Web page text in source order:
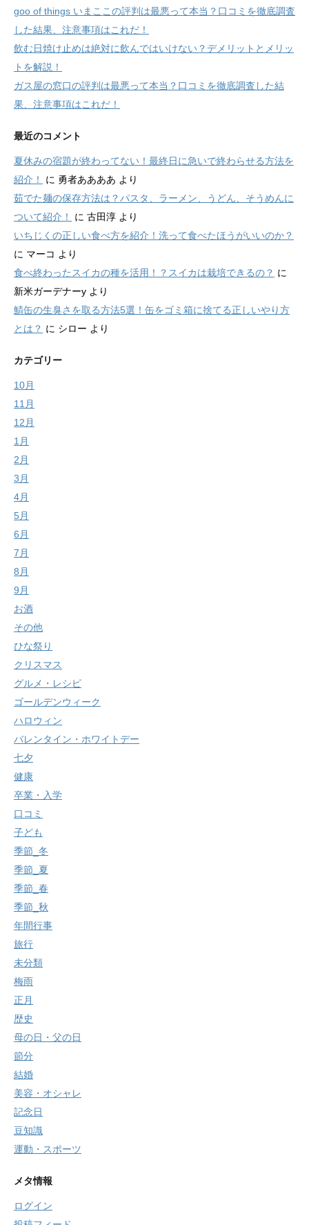
goo of things いまここの評判は最悪って本当？口コミを徹底調査
した結果、注意事項はこれだ！
飲む日焼け止めは絶対に飲んではいけない？デメリットとメリッ
トを解説！
ガス屋の窓口の評判は最悪って本当？口コミを徹底調査した結
果、注意事項はこれだ！
最近のコメント
夏休みの宿題が終わってない！最終日に急いで終わらせる方法を
紹介！
に 勇者ああああ より
茹でた麺の保存方法は？パスタ、ラーメン、うどん、そうめんに
ついて紹介！
に 古田淳 より
いちじくの正しい食べ方を紹介！洗って食べたほうがいいのか？
に マーコ より
食べ終わったスイカの種を活用！？スイカは栽培できるの？ に
新米ガーデナーy より
鯖缶の生臭さを取る方法5選！缶をゴミ箱に捨てる正しいやり方
とは？ に シロー より
カテゴリー
10月
11月
12月
1月
2月
3月
4月
5月
6月
7月
8月
9月
お酒
その他
ひな祭り
クリスマス
グルメ・レシピ
ゴールデンウィーク
ハロウィン
バレンタイン・ホワイトデー
七夕
健康
卒業・入学
口コミ
子ども
季節_冬
季節_夏
季節_春
季節_秋
年間行事
旅行
未分類
梅雨
正月
歴史
母の日・父の日
節分
結婚
美容・オシャレ
記念日
豆知識
運動・スポーツ
メタ情報
ログイン